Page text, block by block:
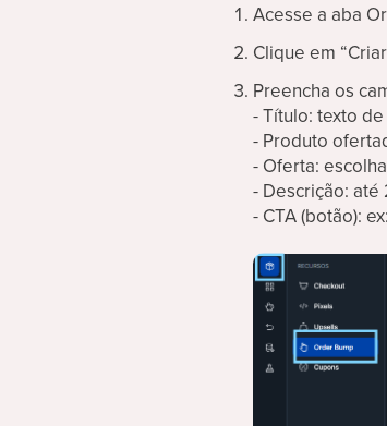
Acesse a aba
Clique em
Preencha os
- Título: texto
- Produto
- Oferta:
- Descrição:
- CTA (botão):